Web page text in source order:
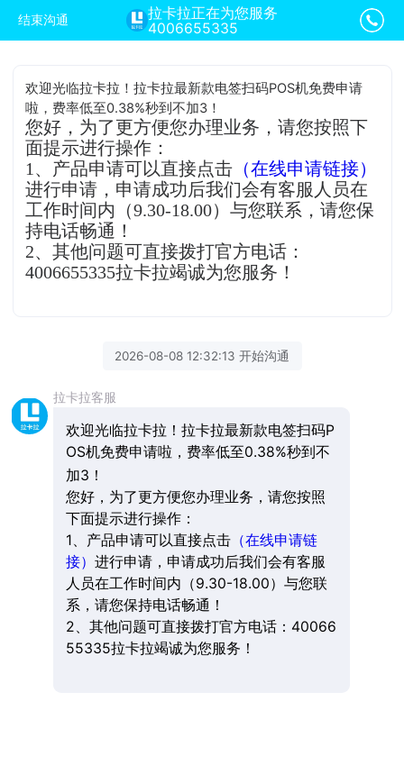
结束沟通
拉卡拉正在为您服务
4006655335
欢迎光临拉卡拉！拉卡拉最新款电签扫码POS机免费申请
啦，费率低至0.38%秒到不加3！
您好，为了更方便您办理业务，请您按照下
面提示进行操作：
1、产品申请可以直接点击 （在线申请链接）
进行申请，申请成功后我们会有客服人员在
工作时间内（9.30-18.00）与您联系，请您保
持电话畅通！
2、其他问题可直接拨打官方电话：
4006655335拉卡拉竭诚为您服务！
2026-08-08 12:32:13 开始沟通
拉卡拉客服
欢迎光临拉卡拉！拉卡拉最新款电签扫码P
OS机免费申请啦，费率低至0.38%秒到不
加3！
您好，为了更方便您办理业务，请您按照
下面提示进行操作：
1、产品申请可以直接点击（在线申请链
接） 进行申请，申请成功后我们会有客服
人员在工作时间内（9.30-18.00）与您联
系，请您保持电话畅通！
2、其他问题可直接拨打官方电话：40066
55335拉卡拉竭诚为您服务！